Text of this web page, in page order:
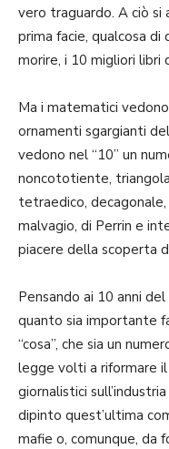
vero traguardo. A ciò si
prima facie, qualcosa di
morire, i 10 migliori libri
Ma i matematici
ornamenti sgargianti
vedono nel “10” un
noncototiente,
tetraedico,
malvagio, di Perrin e
piacere della scoperta
Pensando ai 10 anni
quanto sia importante
“cosa”, che sia un
legge volti a riformare
giornalistici
dipinto quest’ultima
mafie o, comunque, da